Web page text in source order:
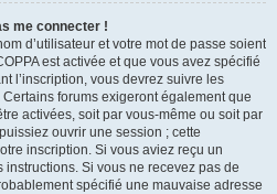
me connecter !
d’utilisateur et votre mot de passe soient
est activée et que vous avez spécifié
l’inscription, vous devrez suivre les
forums exigeront également que
activées, soit par vous-même ou soit par
ouvrir une session ; cette
inscription. Si vous aviez reçu un
Si vous ne recevez pas de
spécifié une mauvaise adresse